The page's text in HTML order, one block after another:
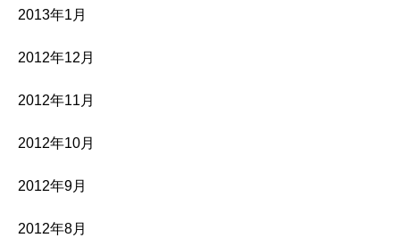
2013年1月
2012年12月
2012年11月
2012年10月
2012年9月
2012年8月